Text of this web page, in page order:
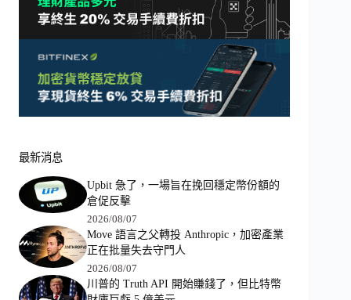
最新消息
Upbit 急了，一場旨在挽回穩定幣份額的
倉促反擊
2026/08/07
Move 語言之父轉投 Anthropic，加密產業
正在批量失去守門人
2026/08/07
川普的 Truth API 開始賺錢了，但比特幣